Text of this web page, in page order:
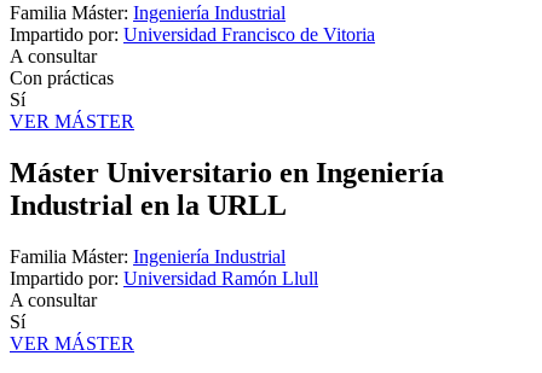
Familia Máster: Ingeniería Industrial
Impartido por: Universidad Francisco de Vitoria
A consultar
Con prácticas
Sí
VER MÁSTER
Máster Universitario en Ingeniería
Industrial en la URLL
Familia Máster: Ingeniería Industrial
Impartido por: Universidad Ramón Llull
A consultar
Sí
VER MÁSTER